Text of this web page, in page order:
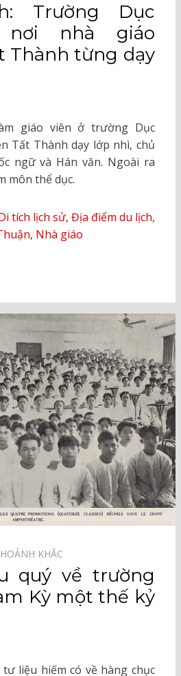
Trường Dục
nơi nhà giáo
Thành từng dạy
giáo viên ở trường Dục
Tất Thành dạy lớp nhì, chủ
ngữ và Hán văn. Ngoài ra
môn thể dục.
tích lịch sử, Địa điểm du lịch,
, Nhà giáo
KHẮC⠀
quý về trường
Kỳ một thế kỷ
liệu hiếm có về hàng chục